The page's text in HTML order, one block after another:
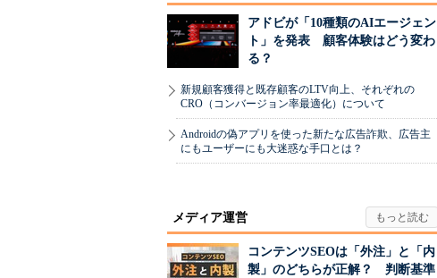
アドビが「10種類のAIエージェン
ト」を発表 顧客体験はどう変わ
る？
新規顧客獲得と既存顧客のLTV向上、それぞれの
CRO（コンバージョン率最適化）について
Androidの偽アプリを使った新たな広告詐欺、広告主
にもユーザーにも大迷惑な手口とは？
メディア運営
コンテンツSEOは「外注」と「内
製」のどちらが正解？ 判断基準